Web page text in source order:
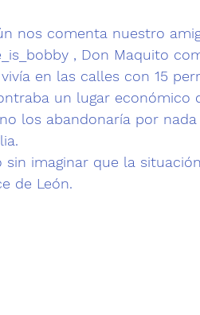
, Don Maquito
en las calles con 15
un lugar económico
los abandonaría por
.
sin imaginar que la
de León.